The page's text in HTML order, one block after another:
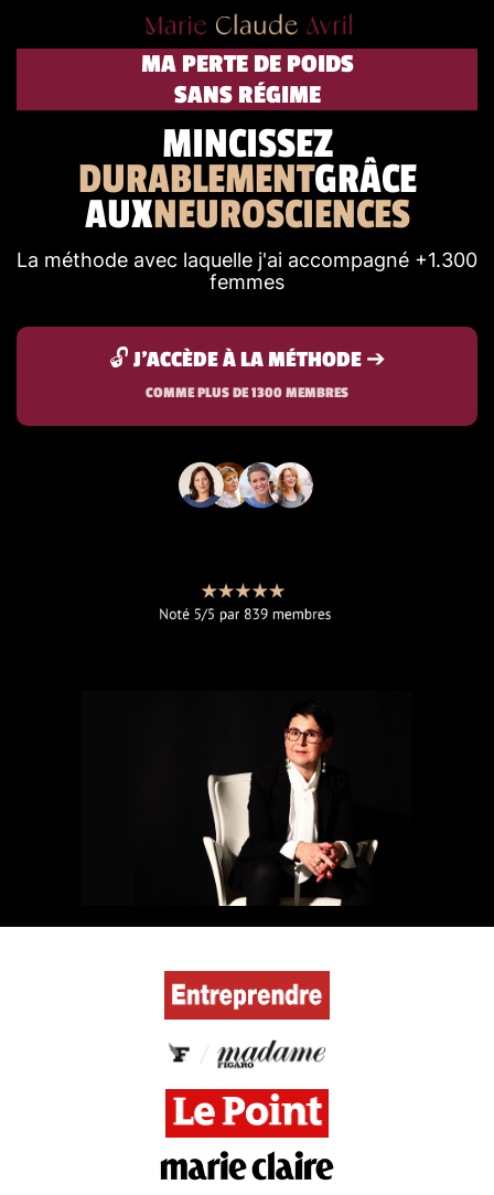
MA PERTE DE POIDS
SANS RÉGIME
MINCISSEZ
DURABLEMENTGRÂCE
AUXNEUROSCIENCES
La méthode avec laquelle j'ai accompagné +1.300
femmes
🔓 J'ACCÈDE À LA MÉTHODE ➔
COMME PLUS DE 1300 MEMBRES